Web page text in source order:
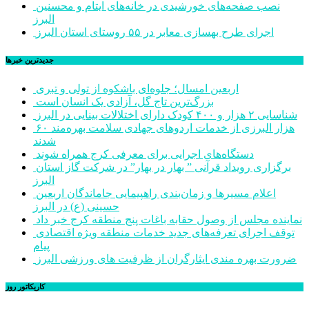
البرز
اجرای طرح بهسازی معابر در ۵۵ روستای استان البرز
جديدترين خبرها
اربعین امسال؛ جلوه‌ای باشکوه از تولی و تبری
بزرگ‌ترین تاج گل، آزادی یک انسان است
شناسایی ۲ هزار و ۴۰۰ کودک دارای اختلالات بینایی در البرز
۶۰ هزار البرزی از خدمات اردوهای جهادی سلامت بهره‌مند
شدند
دستگاه‌های اجرایی برای معرفی کرج همراه شوند
البرز
حسینی (ع) در البرز
نماینده مجلس از وصول حقابه باغات پنج منطقه کرج خبر داد
پیام
ضرورت بهره مندی ایثارگران از ظرفیت های ورزشی البرز
کاریکاتور روز